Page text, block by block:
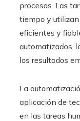
procesos. Las
tiempo y utilizan
eficientes y
automatizados,
los resultados
La
aplicación de
en las tareas